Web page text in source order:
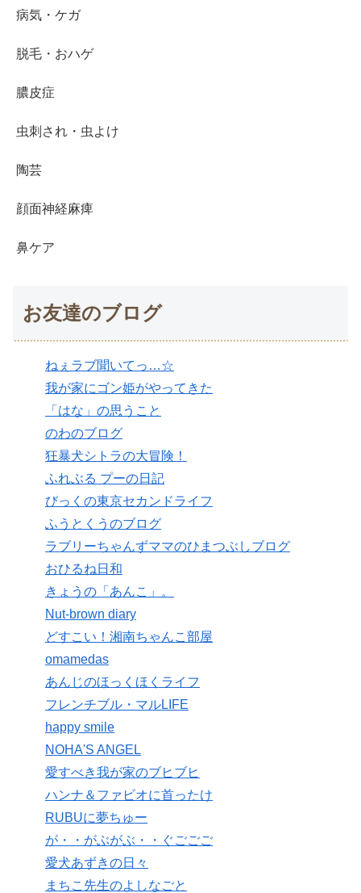
病気・ケガ
脱毛・おハゲ
膿皮症
虫刺され・虫よけ
陶芸
顔面神経麻痺
鼻ケア
お友達のブログ
ねぇラブ聞いてっ…☆
我が家にゴン姫がやってきた
「はな」の思うこと
のわのブログ
狂暴犬シトラの大冒険！
ふれぶる プーの日記
びっくの東京セカンドライフ
ふうとくうのブログ
ラブリーちゃんずママのひまつぶしブログ
おひるね日和
きょうの「あんこ」。
Nut-brown diary
どすこい！湘南ちゃんこ部屋
omamedas
あんじのほっくほくライフ
フレンチブル・マルLIFE
happy smile
NOHA'S ANGEL
愛すべき我が家のブヒブヒ
ハンナ＆ファビオに首ったけ
RUBUに夢ちゅー
が・・がぶがぶ・・ぐごごご
愛犬あずきの日々
まちこ先生のよしなごと